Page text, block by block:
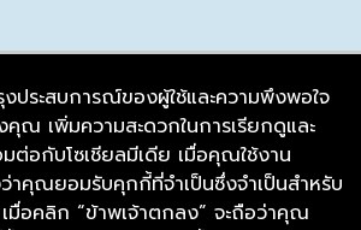
Baanmai Road,
11140
งประสบการณ์ของผู้ใช้และความพึงพอใจ
ณ เพิ่มความสะดวกในการเรียกดูและ
ต่อกับโซเชียลมีเดีย เมื่อคุณใช้งาน
าคุณยอมรับคุกกี้ที่จำเป็นซึ่งจำเป็นสำหรับ
มื่อคลิก “ข้าพเจ้าตกลง” จะถือว่าคุณ